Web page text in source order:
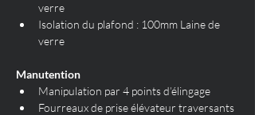
verre
Isolation du plafond : 100mm Laine de
verre
Manutention
Manipulation par 4 points d’élingage
Fourreaux de prise élévateur traversants